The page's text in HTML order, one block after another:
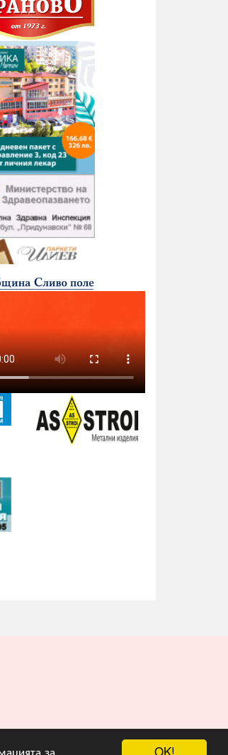
OK!
за